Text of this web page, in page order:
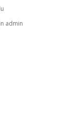
admin